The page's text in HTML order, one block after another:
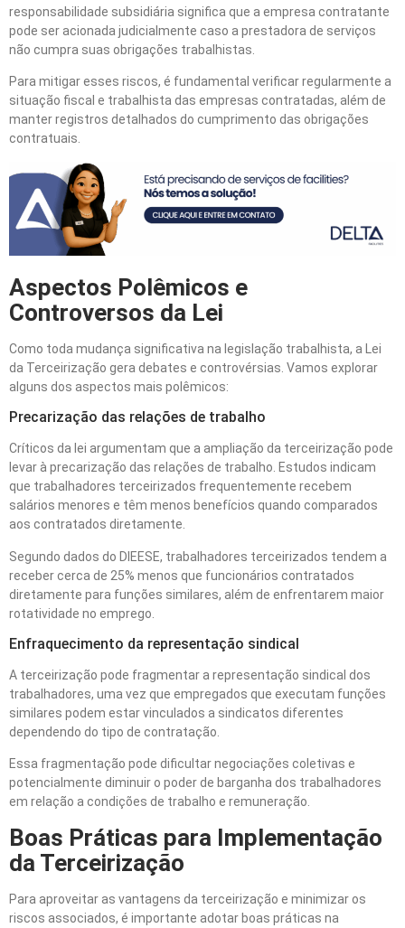
responsabilidade subsidiária significa que a empresa contratante
pode ser acionada judicialmente caso a prestadora de serviços
não cumpra suas obrigações trabalhistas.
Para mitigar esses riscos, é fundamental verificar regularmente a
situação fiscal e trabalhista das empresas contratadas, além de
manter registros detalhados do cumprimento das obrigações
contratuais.
Aspectos Polêmicos e
Controversos da Lei
Como toda mudança significativa na legislação trabalhista, a Lei
da Terceirização gera debates e controvérsias. Vamos explorar
alguns dos aspectos mais polêmicos:
Precarização das relações de trabalho
Críticos da lei argumentam que a ampliação da terceirização pode
levar à precarização das relações de trabalho. Estudos indicam
que trabalhadores terceirizados frequentemente recebem
salários menores e têm menos benefícios quando comparados
aos contratados diretamente.
Segundo dados do DIEESE, trabalhadores terceirizados tendem a
receber cerca de 25% menos que funcionários contratados
diretamente para funções similares, além de enfrentarem maior
rotatividade no emprego.
Enfraquecimento da representação sindical
A terceirização pode fragmentar a representação sindical dos
trabalhadores, uma vez que empregados que executam funções
similares podem estar vinculados a sindicatos diferentes
dependendo do tipo de contratação.
Essa fragmentação pode dificultar negociações coletivas e
potencialmente diminuir o poder de barganha dos trabalhadores
em relação a condições de trabalho e remuneração.
Boas Práticas para Implementação
da Terceirização
Para aproveitar as vantagens da terceirização e minimizar os
riscos associados, é importante adotar boas práticas na